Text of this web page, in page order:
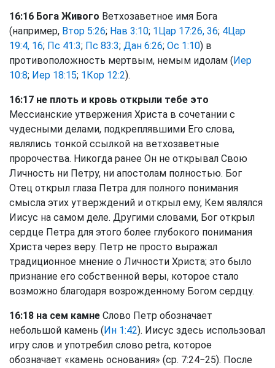
16:16 Бога Живого Ветхозаветное имя Бога
(например, Втор 5:26; Нав 3:10; 1Цар 17:26, 36; 4Цар
19:4, 16; Пс 41:3; Пс 83:3; Дан 6:26; Ос 1:10) в
противоположность мертвым, немым идолам (Иер
10:8; Иер 18:15; 1Кор 12:2).
16:17 не плоть и кровь открыли тебе это
Мессианские утвержения Христа в сочетании с
чудесными делами, подкреплявшими Его слова,
являлись тонкой ссылкой на ветхозаветные
пророчества. Никогда ранее Он не открывал Свою
Личность ни Петру, ни апостолам полностью. Бог
Отец открыл глаза Петра для полного понимания
смысла этих утверждений и открыл ему, Кем являлся
Иисус на самом деле. Другими словами, Бог открыл
сердце Петра для этого более глубокого понимания
Христа через веру. Петр не просто выражал
традиционное мнение о Личности Христа; это было
признание его собственной веры, которое стало
возможно благодаря возрожденному Богом сердцу.
16:18 на сем камне Слово Петр обозначает
небольшой камень (Ин 1:42). Иисус здесь использовал
игру слов и употребил слово petra, которое
обозначает «камень основания» (ср. 7:24−25). После